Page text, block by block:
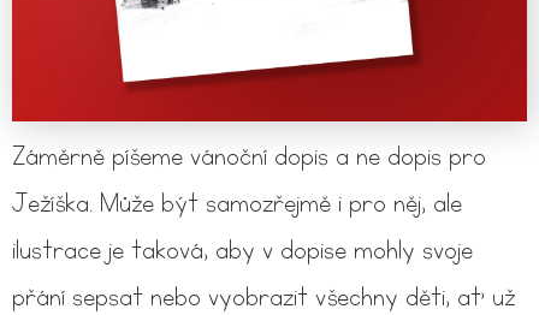
Záměrně píšeme vánoční dopis a ne dopis pro
Ježíška. Může být samozřejmě i pro něj, ale
ilustrace je taková, aby v dopise mohly svoje
přání sepsat nebo vyobrazit všechny děti, ať už